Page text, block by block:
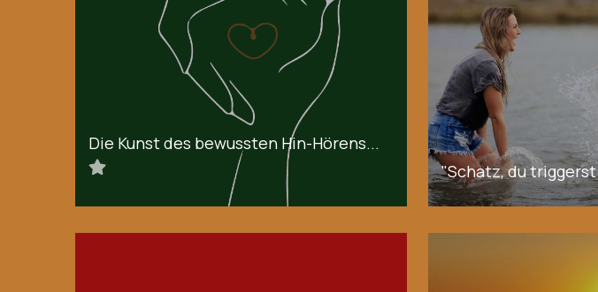
Die Kunst des bewussten Hin-Hörens...
"Schatz, du